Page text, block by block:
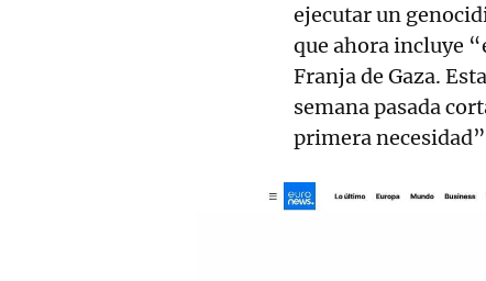
ejecutar un
que ahora incluye
Franja de Gaza.
semana pasada
primera